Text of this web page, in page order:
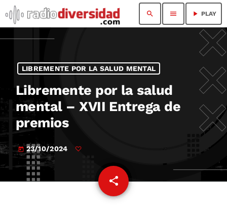
search menu play_arrow PLAY
LIBREMENTE POR LA SALUD MENTAL
Libremente por la salud
mental – XVII Entrega de
premios
today 23/10/2024
share
email